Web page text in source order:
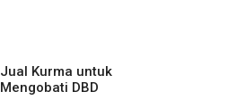
Jual Kurma untuk
Mengobati DBD